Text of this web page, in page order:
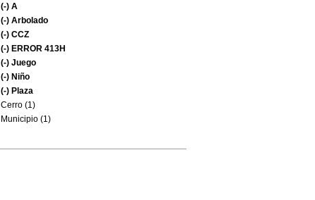
(-) A
(-) Arbolado
(-) CCZ
(-) ERROR 413H
(-) Juego
(-) Niño
(-) Plaza
Cerro (1)
Municipio (1)